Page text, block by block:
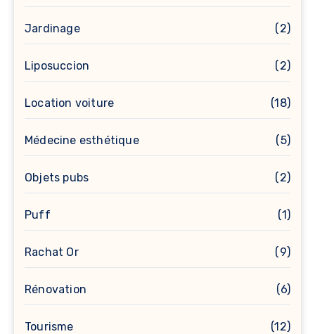
Jardinage (2)
Liposuccion (2)
Location voiture (18)
Médecine esthétique (5)
Objets pubs (2)
Puff (1)
Rachat Or (9)
Rénovation (6)
Tourisme (12)